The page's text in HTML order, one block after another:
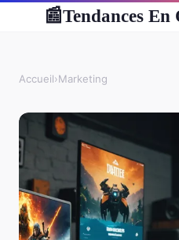
📰Tendances
Accueil›Marketing